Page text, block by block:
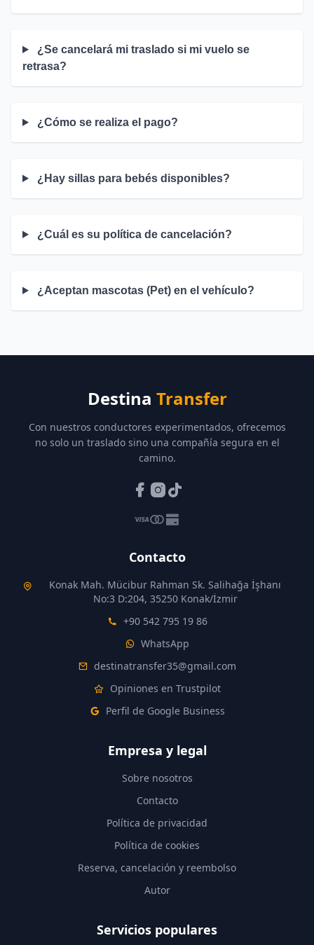
¿Se cancelará mi traslado si mi vuelo se
retrasa?
¿Cómo se realiza el pago?
¿Hay sillas para bebés disponibles?
¿Cuál es su política de cancelación?
¿Aceptan mascotas (Pet) en el vehículo?
Destina Transfer
Con nuestros conductores experimentados, ofrecemos
no solo un traslado sino una compañía segura en el
camino.
Contacto
Konak Mah. Mücibur Rahman Sk. Salihağa İşhanı
No:3 D:204, 35250 Konak/İzmir
+90 542 795 19 86
WhatsApp
destinatransfer35@gmail.com
Opiniones en Trustpilot
Perfil de Google Business
Empresa y legal
Sobre nosotros
Contacto
Política de privacidad
Política de cookies
Reserva, cancelación y reembolso
Autor
Servicios populares